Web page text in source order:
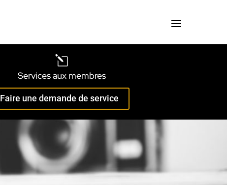
l
Services aux membres
Faire une demande de service